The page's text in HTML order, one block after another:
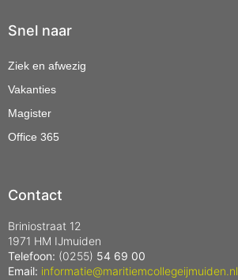
Snel naar
Ziek en afwezig
Vakanties
Magister
Office 365
Contact
Briniostraat 12
1971 HM IJmuiden
Telefoon: (0255) 54 69 00
Email: informatie@maritiemcollegeijmuiden.nl